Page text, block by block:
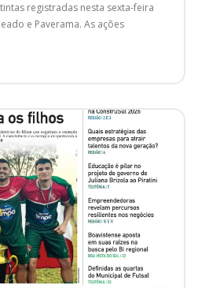
registradas nesta sexta-feira
Paverama. As ações